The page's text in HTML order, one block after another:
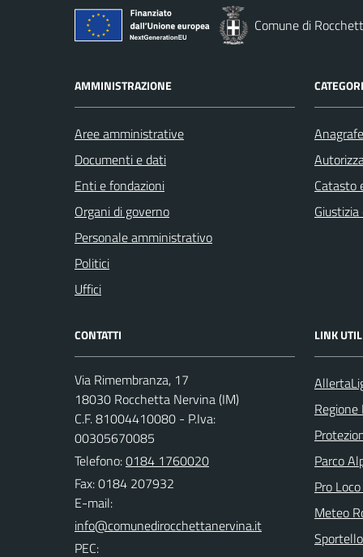
Comune di
AMMINISTRAZIONE
Aree amministrative
Documenti e dati
Enti e fondazioni
Organi di governo
Personale amministrativo
Politici
Uffici
Catasto
CONTATTI
Via Rimembranza, 17
18030 Rocchetta Nervina (IM)
C.F. 81004410080 - P.Iva:
00305670085
Telefono:0184 1760020
Fax: 0184 207932
E-mail:
PEC:
LINK
Regione
Parco
Pro
Meteo